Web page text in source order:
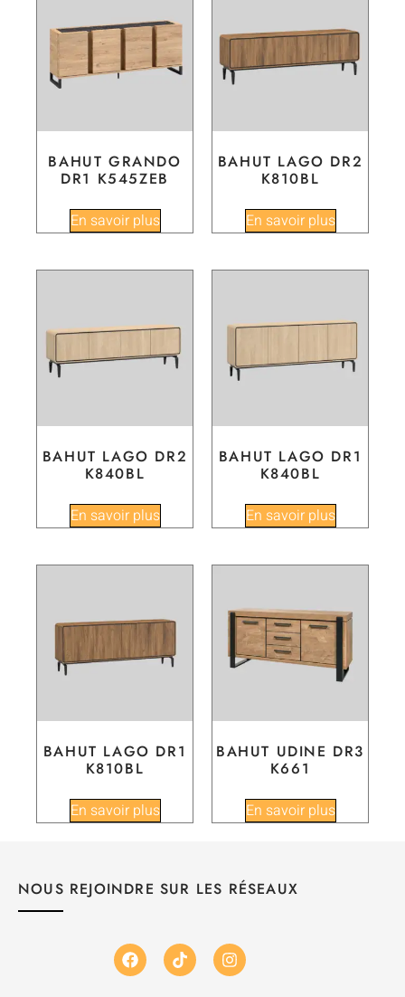
BAHUT GRANDO
DR1 K545ZEB
En savoir plus
BAHUT LAGO DR2
K810BL
En savoir plus
BAHUT LAGO DR2
K840BL
En savoir plus
BAHUT LAGO DR1
K840BL
En savoir plus
BAHUT LAGO DR1
K810BL
En savoir plus
BAHUT UDINE DR3
K661
En savoir plus
NOUS REJOINDRE SUR LES RÉSEAUX